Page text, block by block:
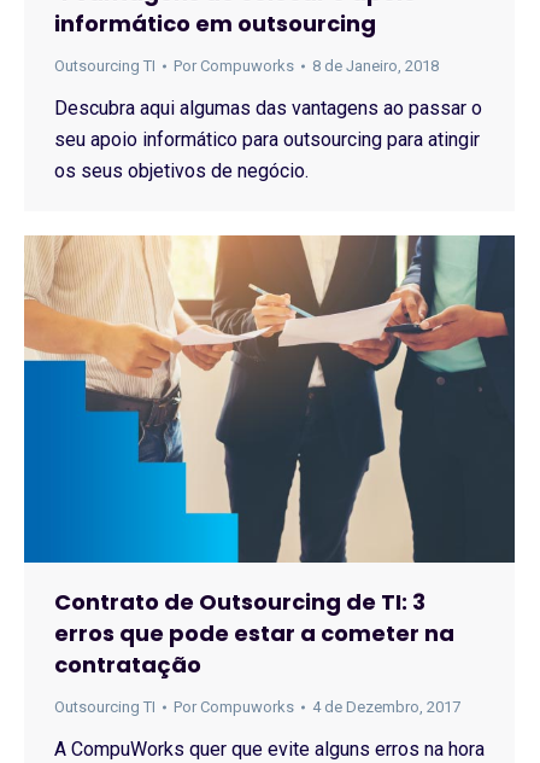
informático em outsourcing
Outsourcing TI Por Compuworks 8 de Janeiro, 2018
Descubra aqui algumas das vantagens ao passar o
seu apoio informático para outsourcing para atingir
os seus objetivos de negócio.
Contrato de Outsourcing de TI: 3
erros que pode estar a cometer na
contratação
Outsourcing TI Por Compuworks 4 de Dezembro, 2017
A CompuWorks quer que evite alguns erros na hora